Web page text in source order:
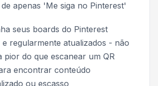
apenas 'Me siga no Pinterest'
seus boards do Pinterest
regularmente atualizados - não
pior do que escanear um QR
encontrar conteúdo
ou escasso